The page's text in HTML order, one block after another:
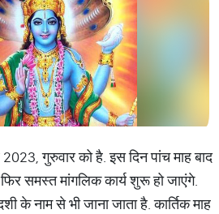
गुरुवार को है. इस दिन पांच माह बाद
समस्त मांगलिक कार्य शुरू हो जाएंगे.
के नाम से भी जाना जाता है. कार्तिक माह